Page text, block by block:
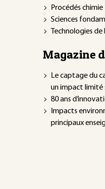
Procédés
Sciences
Technologies
Magazine
Le captage du
un impact limité
80 ans
Impacts
principaux